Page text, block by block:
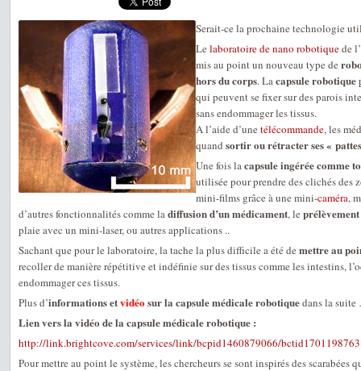
Serait-ce la prochaine technologie
Le laboratoire de nano robotiquede l’
mis au point un nouveau type de
hors du corps. Lacapsule robotique
qui peuvent se fixer sur des parois
sans endommager les tissus.
A l’aide d’une télécommande, les
quand sortir ou rétracter ses «
Une fois lacapsule ingérée comme
utilisée pour prendre des clichés des
mini-films grâce à une mini-caméra,
d’autres fonctionnalités comme ladiffusion d’un médicament, le prélèvement
plaie avec un mini-laser, ou autres applications ..
Sachant que pour le laboratoire, la tache la plus difficile a été de mettre au
recoller de manière répétitive et indéfinie sur des tissus comme les intestins,
endommager ces tissus.
Plus d’informations etvidéosur la capsule médicale robotiquedans la
Lien vers la vidéo de la capsule médicale robotique :
http://link.brightcove.com/services/link/bcpid1460879066/bctid1701198763
Pour mettre au point le système, les chercheurs se sont inspirés des